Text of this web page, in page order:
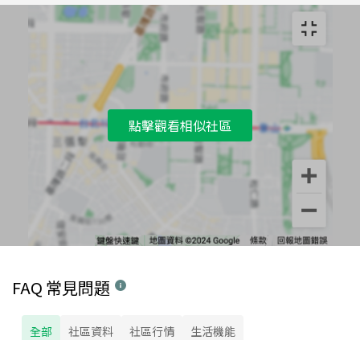
點擊觀看相似社區
FAQ 常見問題
全部 社區資料 社區行情 生活機能